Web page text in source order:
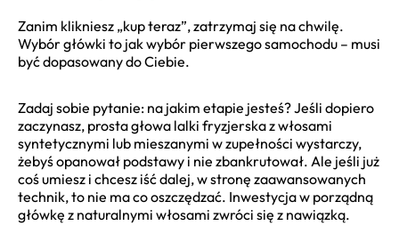
Zanim klikniesz „kup teraz”, zatrzymaj się na chwilę.
Wybór główki to jak wybór pierwszego samochodu – musi
być dopasowany do Ciebie.
Zadaj sobie pytanie: na jakim etapie jesteś? Jeśli dopiero
zaczynasz, prosta głowa lalki fryzjerska z włosami
syntetycznymi lub mieszanymi w zupełności wystarczy,
żebyś opanował podstawy i nie zbankrutował. Ale jeśli już
coś umiesz i chcesz iść dalej, w stronę zaawansowanych
technik, to nie ma co oszczędzać. Inwestycja w porządną
główkę z naturalnymi włosami zwróci się z nawiązką.